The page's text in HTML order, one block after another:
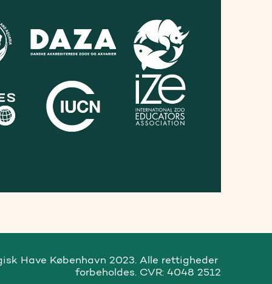
Have København 2023. Alle rettigheder
forbeholdes. CVR: 4048 2512